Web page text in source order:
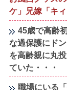
ケ」兄嫁「キ
45歳で高齢
な過保護にド
を高齢親に丸
ていた・・・
職場にいる